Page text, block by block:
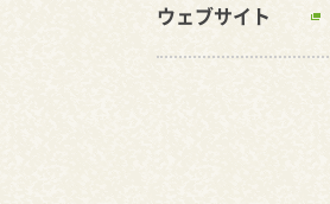
ウェブサイト